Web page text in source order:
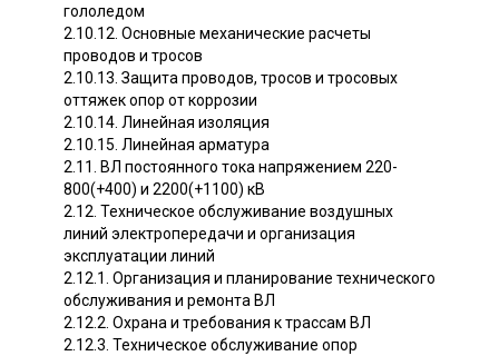
гололедом
2.10.12. Основные механические расчеты
проводов и тросов
2.10.13. Защита проводов, тросов и тросовых
оттяжек опор от коррозии
2.10.14. Линейная изоляция
2.10.15. Линейная арматура
2.11. ВЛ постоянного тока напряжением 220-
800(+400) и 2200(+1100) кВ
2.12. Техническое обслуживание воздушных
линий электропередачи и организация
эксплуатации линий
2.12.1. Организация и планирование технического
обслуживания и ремонта ВЛ
2.12.2. Охрана и требования к трассам ВЛ
2.12.3. Техническое обслуживание опор